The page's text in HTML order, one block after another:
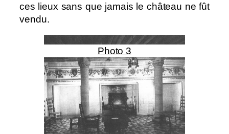
ces lieux sans que jamais le château ne fût
vendu.
Photo 3